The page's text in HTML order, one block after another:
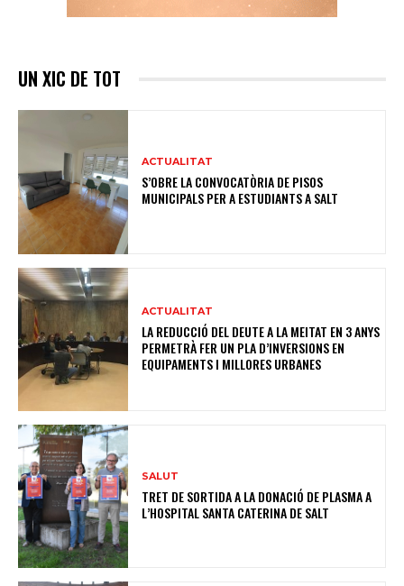
UN XIC DE TOT
ACTUALITAT
S’OBRE LA CONVOCATÒRIA DE PISOS
MUNICIPALS PER A ESTUDIANTS A SALT
ACTUALITAT
LA REDUCCIÓ DEL DEUTE A LA MEITAT EN 3 ANYS
PERMETRÀ FER UN PLA D’INVERSIONS EN
EQUIPAMENTS I MILLORES URBANES
SALUT
TRET DE SORTIDA A LA DONACIÓ DE PLASMA A
L’HOSPITAL SANTA CATERINA DE SALT